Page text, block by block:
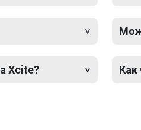
Xcite? Как